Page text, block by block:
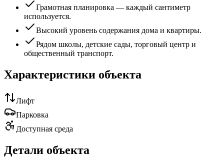
Грамотная планировка — каждый сантиметр
используется.
Высокий уровень содержания дома и квартиры.
Рядом школы, детские сады, торговый центр и
общественный транспорт.
Характеристики объекта
Лифт
Парковка
Доступная среда
Детали объекта